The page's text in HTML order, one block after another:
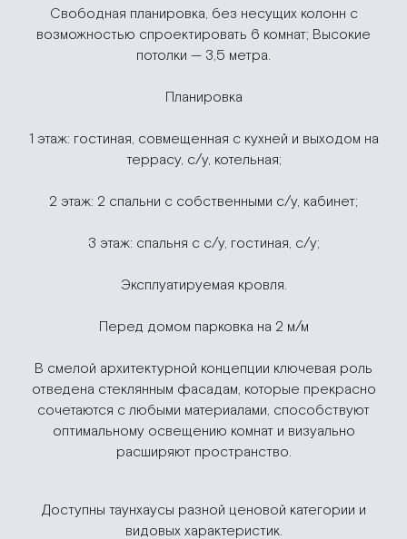
Свободная планировка, без несущих колонн с
возможностью спроектировать 6 комнат; Высокие
потолки — 3,5 метра.
Планировка
1 этаж: гостиная, совмещенная с кухней и выходом на
террасу, с/у, котельная;
2 этаж: 2 спальни с собственными с/у, кабинет;
3 этаж: спальня с с/у, гостиная, с/у;
Эксплуатируемая кровля.
Перед домом парковка на 2 м/м
В смелой архитектурной концепции ключевая роль
отведена стеклянным фасадам, которые прекрасно
сочетаются с любыми материалами, способствуют
оптимальному освещению комнат и визуально
расширяют пространство.
Доступны таунхаусы разной ценовой категории и
видовых характеристик.